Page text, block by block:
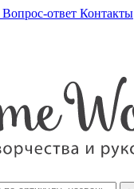
Вопрос-ответ Контакты